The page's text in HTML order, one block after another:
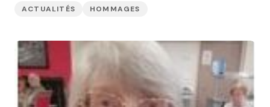
ACTUALITÉS HOMMAGES